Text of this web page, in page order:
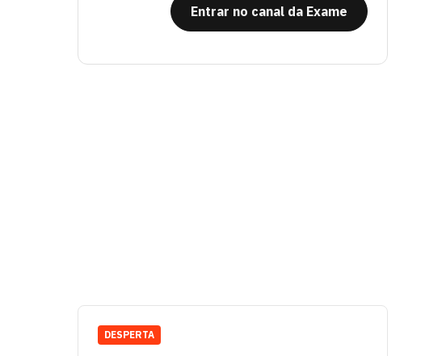
Entrar no canal da Exame
DESPERTA